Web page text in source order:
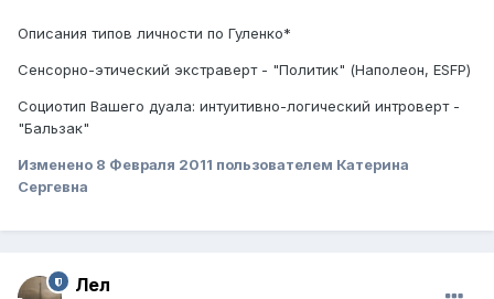
Описания типов личности по Гуленко*
Сенсорно-этический экстраверт - "Политик" (Наполеон, ESFP)
Социотип Вашего дуала: интуитивно-логический интроверт -
"Бальзак"
Изменено 8 Февраля 2011 пользователем Катерина
Сергевна
Лел